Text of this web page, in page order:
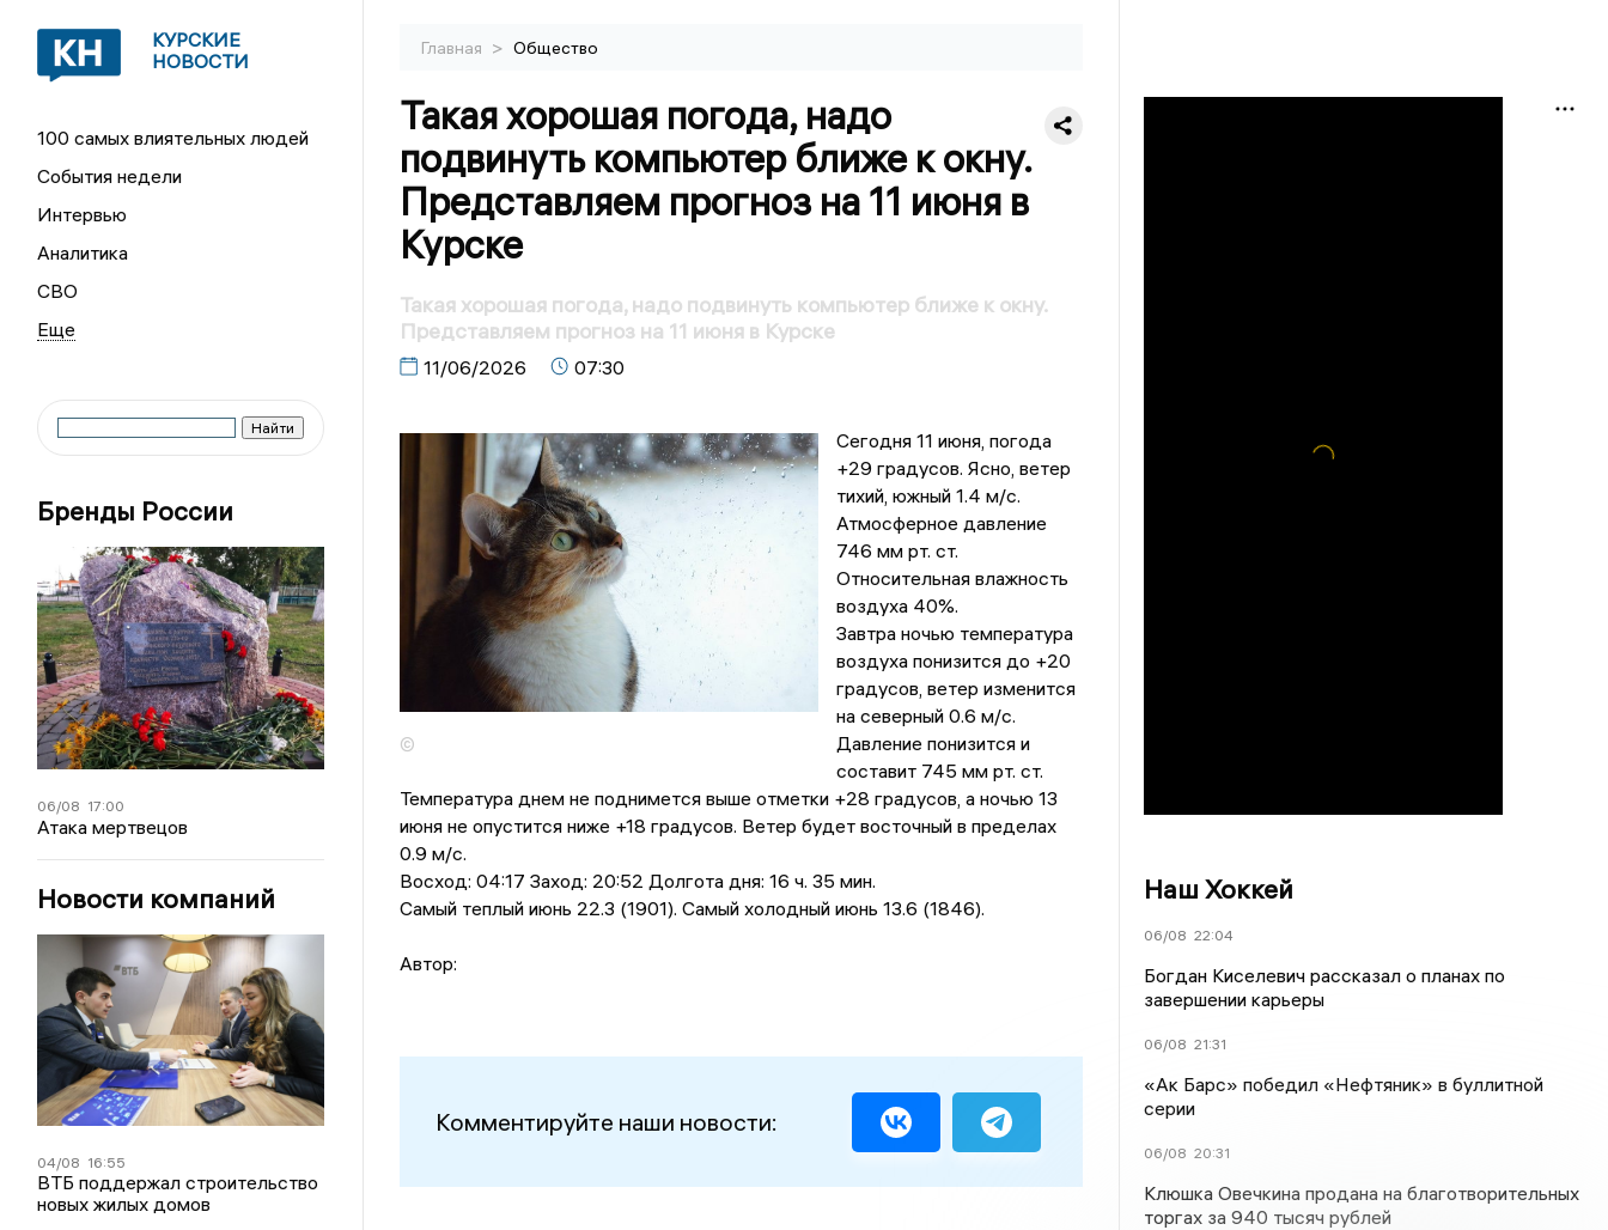
КУРСКИЕ
НОВОСТИ
100 самых влиятельных людей
События недели
Интервью
Аналитика
СВО
Бренды России
06/08 17:00
Атака мертвецов
Новости компаний
04/08 16:55
ВТБ поддержал строительство
новых жилых домов
Главная > Общество
Такая хорошая погода, надо
подвинуть компьютер ближе к окну.
Представляем прогноз на 11 июня в
Курске
Такая хорошая погода, надо подвинуть компьютер ближе к окну.
Представляем прогноз на 11 июня в Курске
11/06/2026 07:30
©
Сегодня 11 июня, погода
+29 градусов. Ясно, ветер
тихий, южный 1.4 м/с.
Атмосферное давление
746 мм рт. ст.
Относительная влажность
воздуха 40%.
Завтра ночью температура
воздуха понизится до +20
градусов, ветер изменится
на северный 0.6 м/с.
Давление понизится и
составит 745 мм рт. ст.
Температура днем не поднимется выше отметки +28 градусов, a ночью 13
июня не опустится ниже +18 градусов. Ветер будет восточный в пределах
0.9 м/с.
Восход: 04:17 Заход: 20:52 Долгота дня: 16 ч. 35 мин.
Самый теплый июнь 22.3 (1901). Самый холодный июнь 13.6 (1846).
Автор:
Комментируйте наши новости:
Наш Хоккей
06/08 22:04
Богдан Киселевич рассказал о планах по
завершении карьеры
06/08 21:31
«Ак Барс» победил «Нефтяник» в буллитной
серии
06/08 20:31
Клюшка Овечкина продана на благотворительных
торгах за 940 тысяч рублей